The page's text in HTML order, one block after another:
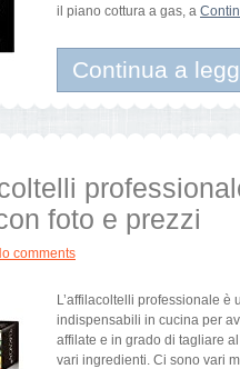
il piano cottura a gas, a
Continua a
foto e prezzi
comments
L’affilacoltelli professionale è
indispensabili in cucina per
affilate e in grado di tagliare
vari ingredienti. Ci sono vari